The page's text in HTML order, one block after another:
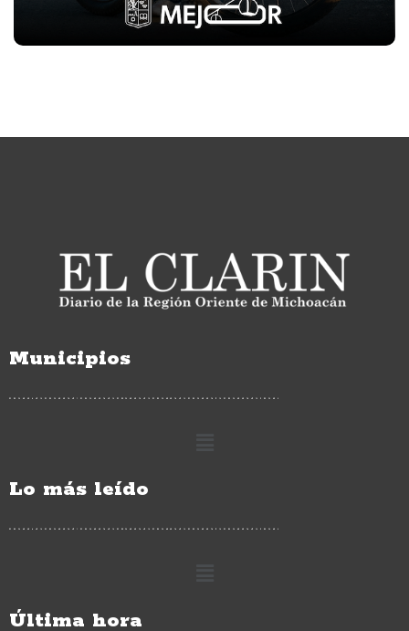
Municipios
Lo más leído
Última hora